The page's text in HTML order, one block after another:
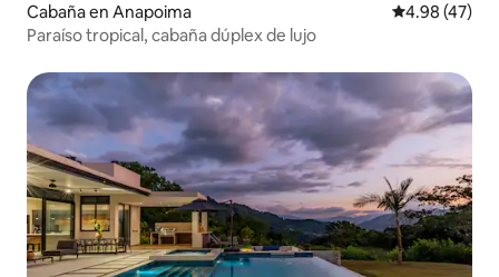
Cabaña en Anapoima Calificación
4.98 (47)
Paraíso tropical, cabaña dúplex de lujo